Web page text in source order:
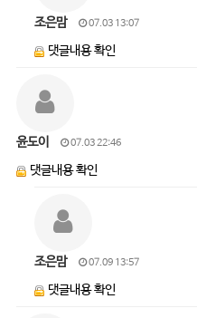
조은맘 07.03 13:07
댓글내용 확인
윤도이 07.03 22:46
댓글내용 확인
조은맘 07.09 13:57
댓글내용 확인